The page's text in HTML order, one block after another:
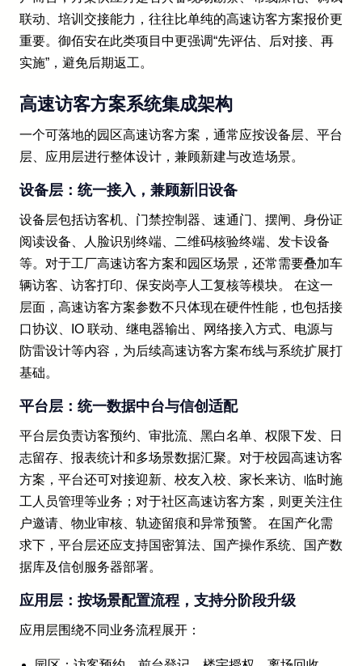
联动、培训交接能力，往往比单纯的高速访客方案报价更
重要。御佰安在此类项目中更强调“先评估、后对接、再
实施”，避免后期返工。
高速访客方案系统集成架构
一个可落地的园区高速访客方案，通常应按设备层、平台
层、应用层进行整体设计，兼顾新建与改造场景。
设备层：统一接入，兼顾新旧设备
设备层包括访客机、门禁控制器、速通门、摆闸、身份证
阅读设备、人脸识别终端、二维码核验终端、发卡设备
等。对于工厂高速访客方案和园区场景，还常需要叠加车
辆访客、访客打印、保安岗亭人工复核等模块。 在这一
层面，高速访客方案参数不只体现在硬件性能，也包括接
口协议、IO 联动、继电器输出、网络接入方式、电源与
防雷设计等内容，为后续高速访客方案布线与系统扩展打
基础。
平台层：统一数据中台与信创适配
平台层负责访客预约、审批流、黑白名单、权限下发、日
志留存、报表统计和多场景数据汇聚。对于校园高速访客
方案，平台还可对接迎新、校友入校、家长来访、临时施
工人员管理等业务；对于社区高速访客方案，则更关注住
户邀请、物业审核、轨迹留痕和异常预警。 在国产化需
求下，平台层还应支持国密算法、国产操作系统、国产数
据库及信创服务器部署。
应用层：按场景配置流程，支持分阶段升级
应用层围绕不同业务流程展开：